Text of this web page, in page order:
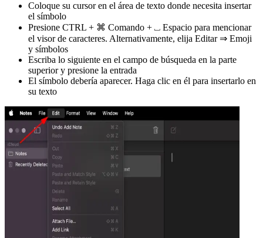
Coloque su cursor en el área de texto donde necesita insertar
el símbolo
Presione CTRL + ⌘ Comando + ⎵ Espacio para mencionar
el visor de caracteres. Alternativamente, elija Editar ⇒ Emoji
y símbolos
Escriba lo siguiente en el campo de búsqueda en la parte
superior y presione la entrada
El símbolo debería aparecer. Haga clic en él para insertarlo en
su texto